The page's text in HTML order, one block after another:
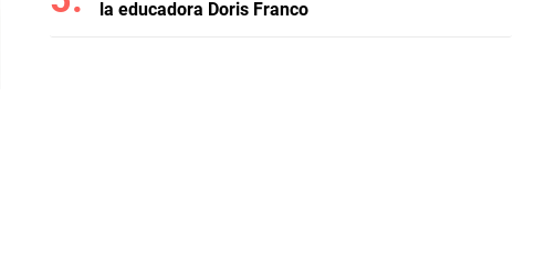
la educadora Doris Franco